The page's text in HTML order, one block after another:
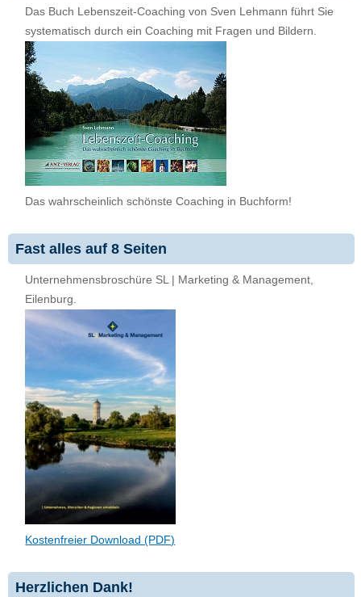
Das Buch Lebenszeit-Coaching von Sven Lehmann führt Sie
systematisch durch ein Coaching mit Fragen und Bildern.
Das wahrscheinlich schönste Coaching in Buchform!
Fast alles auf 8 Seiten
Unternehmensbroschüre SL | Marketing & Management,
Eilenburg.
Kostenfreier Download (PDF)
Herzlichen Dank!